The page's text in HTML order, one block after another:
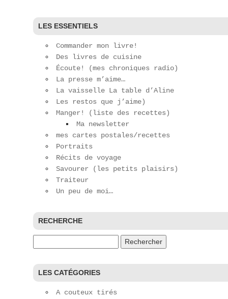
LES ESSENTIELS
Commander mon livre!
Des livres de cuisine
Écoute! (mes chroniques radio)
La presse m’aime…
La vaisselle La table d’Aline
Les restos que j’aime)
Manger! (liste des recettes)
Ma newsletter
mes cartes postales/recettes
Portraits
Récits de voyage
Savourer (les petits plaisirs)
Traiteur
Un peu de moi…
RECHERCHE
LES CATÉGORIES
A couteux tirés